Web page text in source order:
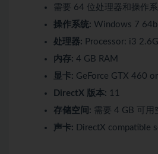
需要 64 位处理器和操作
操作系统: Windows 7
处理器: Processor: i3
内存: 4 GB RAM
显卡: GeForce GTX 460
DirectX 版本: 11
存储空间: 需要 4 GB 可用
声卡: DirectX compatible